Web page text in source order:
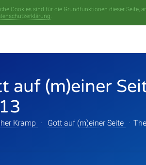
Cookies sind für die Grundfunktionen dieser Seite,
.
auf (m)einer
Kramp · Gott auf (m)einer Seite ·